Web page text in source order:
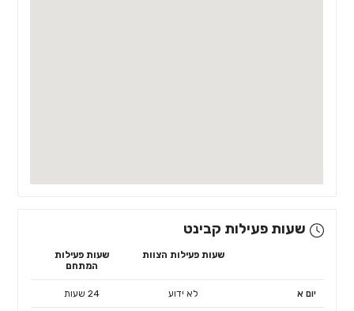
שעות פעילות קבינט
שעות פעילות הצוות
שעות פעילות
המתחם
יום א לא ידוע 24 שעות